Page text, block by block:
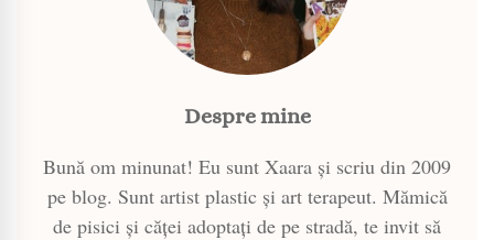
Despre mine
Bună om minunat! Eu sunt Xaara și scriu din 2009
pe blog. Sunt artist plastic și art terapeut. Mămică
de pisici și căței adoptați de pe stradă, te invit să